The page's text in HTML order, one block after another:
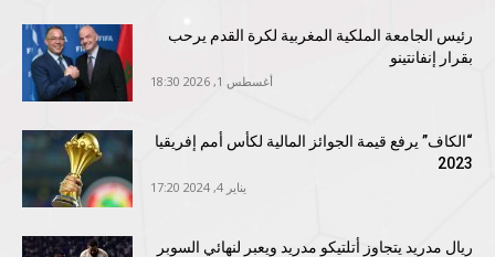
رئيس الجامعة الملكية المغربية لكرة القدم يرحب
بقرار إنفانتينو
أغسطس 1, 2026 18:30
“الكاف” يرفع قيمة الجوائز المالية لكأس أمم إفريقيا
2023
يناير 4, 2024 17:20
ريال مدريد يتجاوز أتلتيكو مدريد ويعبر لنهائي السوبر